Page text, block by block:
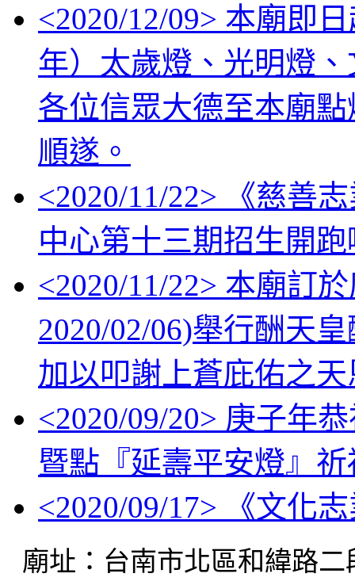
<2020/12/09> 本廟即
年）太歲燈、光明燈
各位信眾大德至本廟
順遂。
<2020/11/22> 《慈善
中心第十三期招生開
<2020/11/22> 本廟訂
2020/02/06)舉行酬天
加以叩謝上蒼庇佑之天
<2020/09/20> 庚子年
暨點『延壽平安燈』
<2020/09/17> 《文化
廟址：台南市北區和緯路二